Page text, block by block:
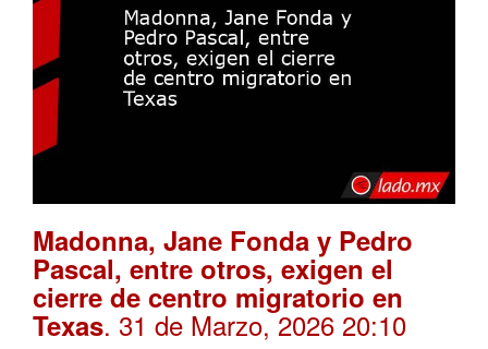
Madonna, Jane Fonda y Pedro
Pascal, entre otros, exigen el
cierre de centro migratorio en
Texas. 31 de Marzo, 2026 20:10